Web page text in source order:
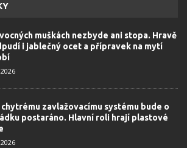
muškách nezbyde ani stopa. Hravě
i jablečný ocet a přípravek na mytí
chytrému zavlažovacímu systému bude o
postaráno. Hlavní roli hrají plastové